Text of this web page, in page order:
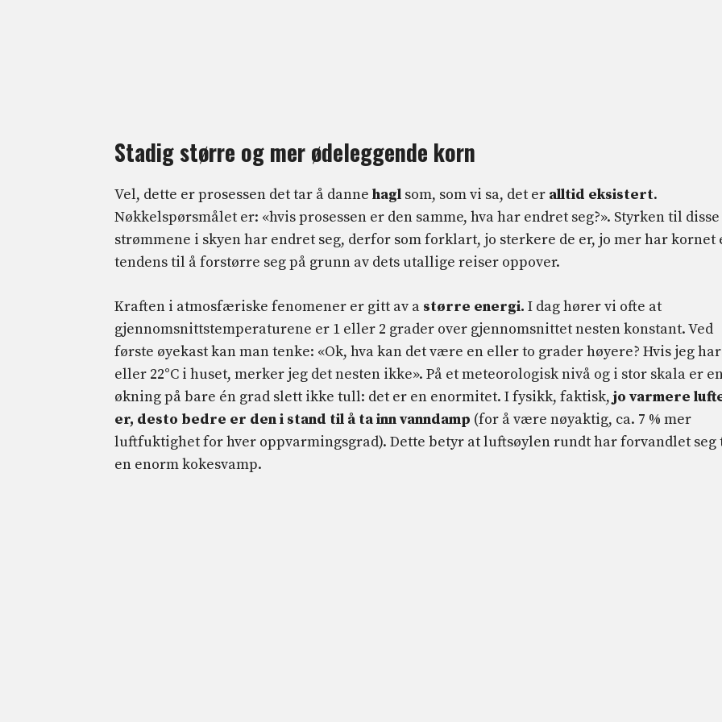
Stadig større og mer ødeleggende korn
Vel, dette er prosessen det tar å danne hagl som, som vi sa, det er alltid eksistert.
Nøkkelspørsmålet er: «hvis prosessen er den samme, hva har endret seg?». Styrken til disse
strømmene i skyen har endret seg, derfor som forklart, jo sterkere de er, jo mer har kornet
tendens til å forstørre seg på grunn av dets utallige reiser oppover.
Kraften i atmosfæriske fenomener er gitt av a større energi. I dag hører vi ofte at
gjennomsnittstemperaturene er 1 eller 2 grader over gjennomsnittet nesten konstant. Ved
første øyekast kan man tenke: «Ok, hva kan det være en eller to grader høyere? Hvis jeg har
eller 22°C i huset, merker jeg det nesten ikke». På et meteorologisk nivå og i stor skala er
økning på bare én grad slett ikke tull: det er en enormitet. I fysikk, faktisk, jo varmere
er, desto bedre er den i stand til å ta inn vanndamp (for å være nøyaktig, ca. 7 % mer
luftfuktighet for hver oppvarmingsgrad). Dette betyr at luftsøylen rundt har forvandlet seg
en enorm kokesvamp.